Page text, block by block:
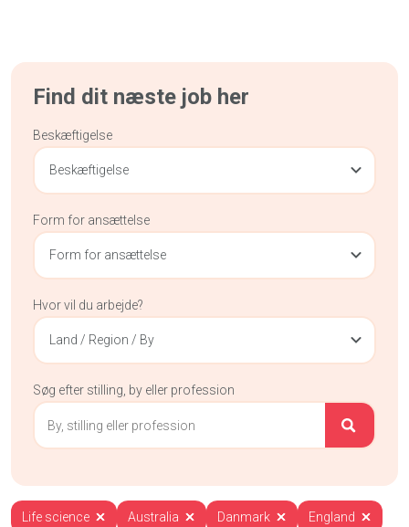
Find dit næste job her
Beskæftigelse
Beskæftigelse
Form for ansættelse
Form for ansættelse
Hvor vil du arbejde?
Land / Region / By
Søg efter stilling, by eller profession
Life science Australia Danmark England